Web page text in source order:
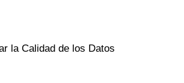
la Calidad de los Datos